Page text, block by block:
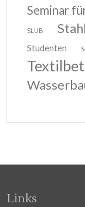
Seminar
SLUB
Studenten
Links